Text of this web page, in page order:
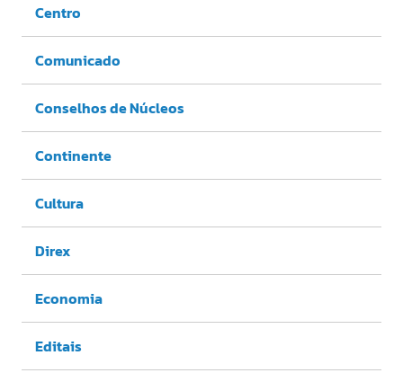
Centro
Comunicado
Conselhos de Núcleos
Continente
Cultura
Direx
Economia
Editais